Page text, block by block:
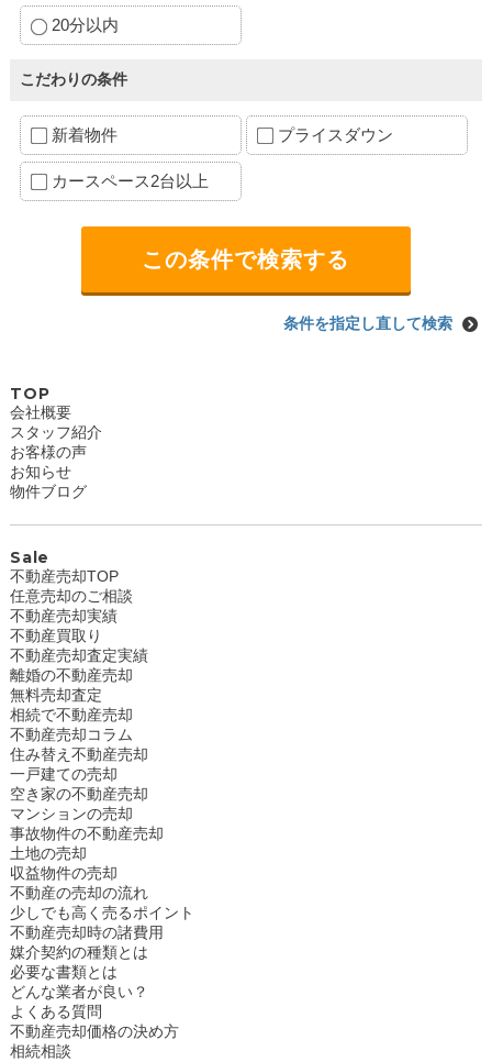
20分以内
こだわりの条件
新着物件 プライスダウン
カースペース2台以上
条件を指定し直して検索
TOP
会社概要
スタッフ紹介
お客様の声
お知らせ
物件ブログ
Sale
不動産売却TOP
任意売却のご相談
不動産売却実績
不動産買取り
不動産売却査定実績
離婚の不動産売却
無料売却査定
相続で不動産売却
不動産売却コラム
住み替え不動産売却
一戸建ての売却
空き家の不動産売却
マンションの売却
事故物件の不動産売却
土地の売却
収益物件の売却
不動産の売却の流れ
少しでも高く売るポイント
不動産売却時の諸費用
媒介契約の種類とは
必要な書類とは
どんな業者が良い？
よくある質問
不動産売却価格の決め方
相続相談